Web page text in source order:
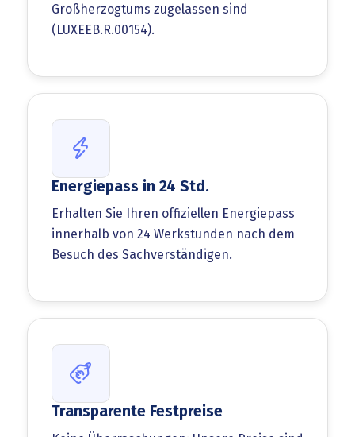
Großherzogtums zugelassen sind
(LUXEEB.R.00154).
Energiepass in 24 Std.
Erhalten Sie Ihren offiziellen Energiepass
innerhalb von 24 Werkstunden nach dem
Besuch des Sachverständigen.
Transparente Festpreise